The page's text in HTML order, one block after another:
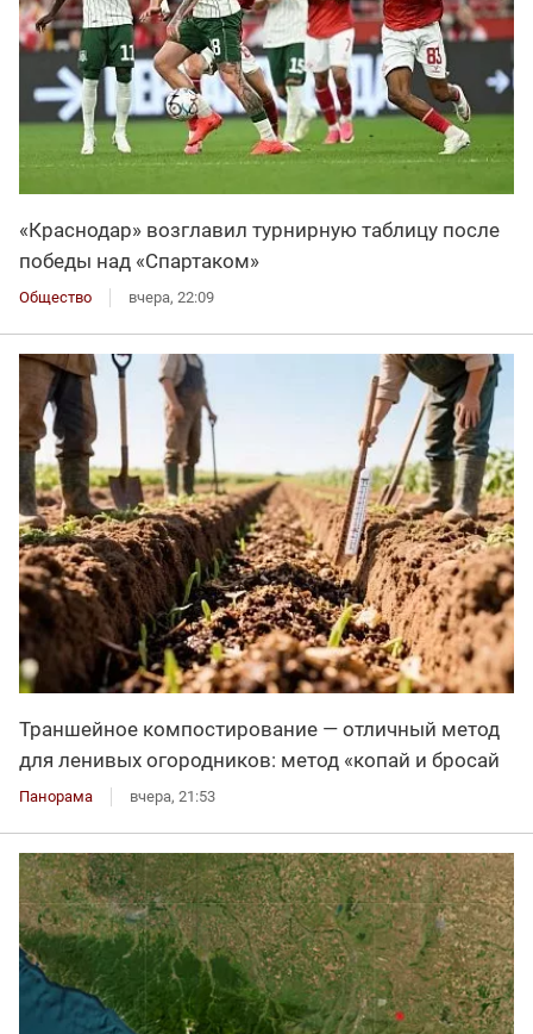
«Краснодар» возглавил турнирную таблицу после
победы над «Спартаком»
Общество вчера, 22:09
Траншейное компостирование — отличный метод
для ленивых огородников: метод «копай и бросай
Панорама вчера, 21:53